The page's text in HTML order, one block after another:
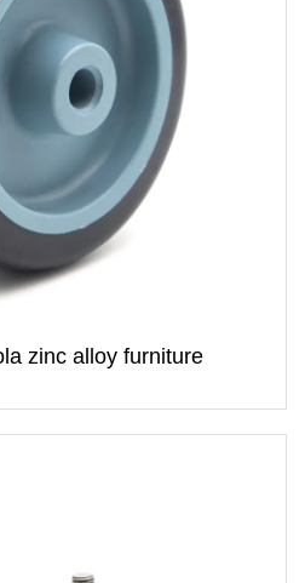
zinc alloy furniture